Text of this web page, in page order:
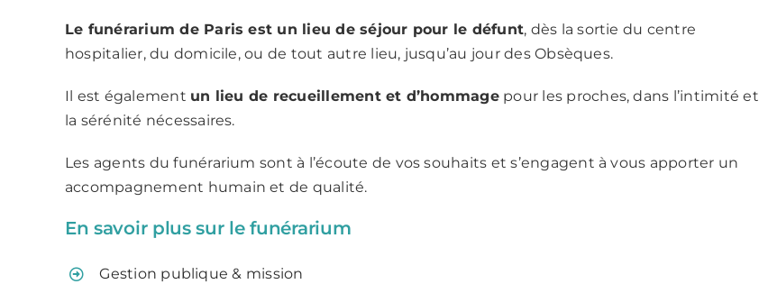
Le funérarium de Paris est un lieu de séjour pour le défunt, dès la sortie du centre
hospitalier, du domicile, ou de tout autre lieu, jusqu’au jour des Obsèques.
Il est également un lieu de recueillement et d’hommagepour les proches, dans l’intimité et
la sérénité nécessaires.
Les agents du funérarium sont à l’écoute de vos souhaits et s’engagent à vous apporter un
accompagnement humain et de qualité.
En savoir plus sur le funérarium
Gestion publique & mission